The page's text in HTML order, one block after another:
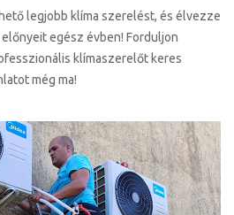
legjobb klíma szerelést, és élvezze
egész évben! Forduljon
klímaszerelőt keres
még ma!